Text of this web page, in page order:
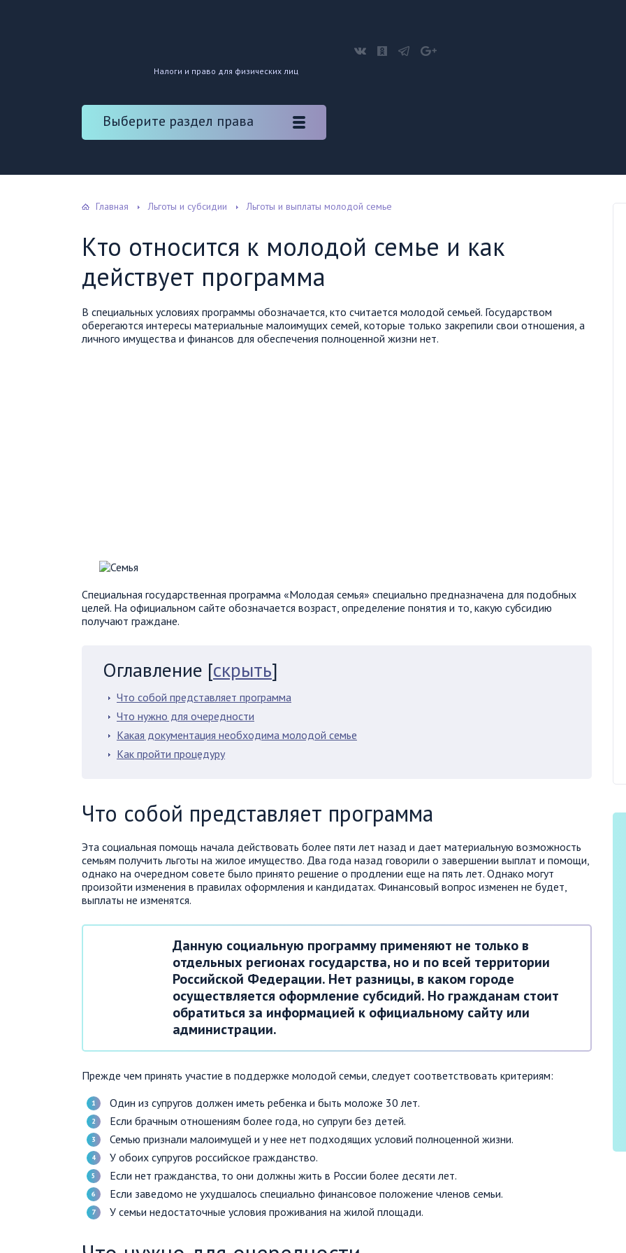
Налоги и право для физических лиц
Выберите раздел права
Главная Льготы и субсидии Льготы и выплаты молодой семье
Кто относится к молодой семье и как
действует программа
В специальных условиях программы обозначается, кто считается молодой семьей. Государством
оберегаются интересы материальные малоимущих семей, которые только закрепили свои отношения, а
личного имущества и финансов для обеспечения полноценной жизни нет.
Специальная государственная программа «Молодая семья» специально предназначена для подобных
целей. На официальном сайте обозначается возраст, определение понятия и то, какую субсидию
получают граждане.
Оглавление [скрыть]
Что собой представляет программа
Что нужно для очередности
Какая документация необходима молодой семье
Как пройти процедуру
Что собой представляет программа
Эта социальная помощь начала действовать более пяти лет назад и дает материальную возможность
семьям получить льготы на жилое имущество. Два года назад говорили о завершении выплат и помощи,
однако на очередном совете было принято решение о продлении еще на пять лет. Однако могут
произойти изменения в правилах оформления и кандидатах. Финансовый вопрос изменен не будет,
выплаты не изменятся.
Данную социальную программу применяют не только в
отдельных регионах государства, но и по всей территории
Российской Федерации. Нет разницы, в каком городе
осуществляется оформление субсидий. Но гражданам стоит
обратиться за информацией к официальному сайту или
администрации.
Прежде чем принять участие в поддержке молодой семьи, следует соответствовать критериям:
Один из супругов должен иметь ребенка и быть моложе 30 лет.
Если брачным отношениям более года, но супруги без детей.
Семью признали малоимущей и у нее нет подходящих условий полноценной жизни.
У обоих супругов российское гражданство.
Если нет гражданства, то они должны жить в России более десяти лет.
Если заведомо не ухудшалось специально финансовое положение членов семьи.
У семьи недостаточные условия проживания на жилой площади.